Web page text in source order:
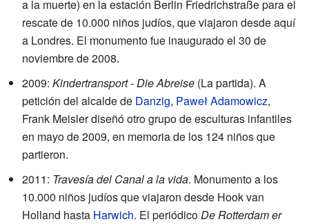
a la muerte) en la estación Berlin Friedrichstraße para el
rescate de 10.000 niños judíos, que viajaron desde aquí
a Londres. El monumento fue inaugurado el 30 de
noviembre de 2008.
2009: Kindertransport - Die Abreise (La partida). A
petición del alcalde de Danzig, Paweł Adamowicz,
Frank Meisler diseñó otro grupo de esculturas infantiles
en mayo de 2009, en memoria de los 124 niños que
partieron.
2011: Travesía del Canal a la vida. Monumento a los
10.000 niños judíos que viajaron desde Hook van
Holland hasta Harwich. El periódicoDe Rotterdam er